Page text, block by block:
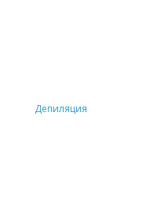
Депиляция